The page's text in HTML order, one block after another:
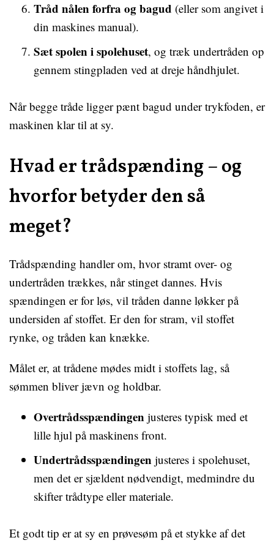
Tråd nålen forfra og bagud (eller som angivet i
din maskines manual).
Sæt spolen i spolehuset, og træk undertråden op
gennem stingpladen ved at dreje håndhjulet.
Når begge tråde ligger pænt bagud under trykfoden, er
maskinen klar til at sy.
Hvad er trådspænding – og
hvorfor betyder den så
meget?
Trådspænding handler om, hvor stramt over- og
undertråden trækkes, når stinget dannes. Hvis
spændingen er for løs, vil tråden danne løkker på
undersiden af stoffet. Er den for stram, vil stoffet
rynke, og tråden kan knække.
Målet er, at trådene mødes midt i stoffets lag, så
sømmen bliver jævn og holdbar.
Overtrådsspændingen justeres typisk med et
lille hjul på maskinens front.
Undertrådsspændingen justeres i spolehuset,
men det er sjældent nødvendigt, medmindre du
skifter trådtype eller materiale.
Et godt tip er at sy en prøvesøm på et stykke af det